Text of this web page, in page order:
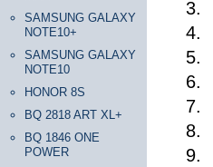
SAMSUNG GALAXY
NOTE10+
SAMSUNG GALAXY
NOTE10
HONOR 8S
BQ 2818 ART XL+
BQ 1846 ONE
POWER